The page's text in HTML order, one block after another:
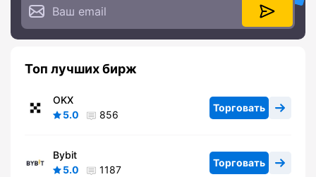
Топ лучших бирж
OKX
5.0
856
Торговать
Bybit
5.0
1187
Торговать